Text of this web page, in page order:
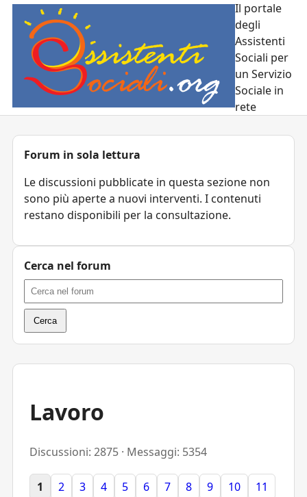
Il portale
degli
Assistenti
Sociali per
un Servizio
Sociale in
rete
Lavoro
Discussioni: 2875 · Messaggi: 5354
1 2 3 4 5 6 7 8 9 10
11
Forum in sola lettura
Le discussioni pubblicate in questa sezione non
sono più aperte a nuovi interventi. I contenuti
restano disponibili per la consultazione.
Cerca nel forum
Cerca